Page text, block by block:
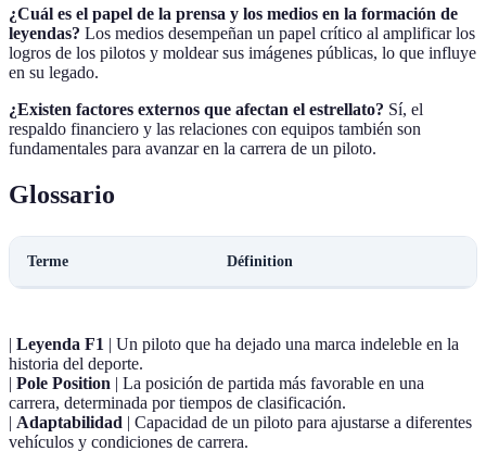
¿Cuál es el papel de la prensa y los medios en la formación de
leyendas? Los medios desempeñan un papel crítico al amplificar los
logros de los pilotos y moldear sus imágenes públicas, lo que influye
en su legado.
¿Existen factores externos que afectan el estrellato? Sí, el
respaldo financiero y las relaciones con equipos también son
fundamentales para avanzar en la carrera de un piloto.
Glossario
Terme Définition
| Leyenda F1 | Un piloto que ha dejado una marca indeleble en la
historia del deporte.
| Pole Position | La posición de partida más favorable en una
carrera, determinada por tiempos de clasificación.
| Adaptabilidad | Capacidad de un piloto para ajustarse a diferentes
vehículos y condiciones de carrera.